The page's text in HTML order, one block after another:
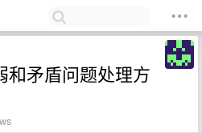
和矛盾问题处理方